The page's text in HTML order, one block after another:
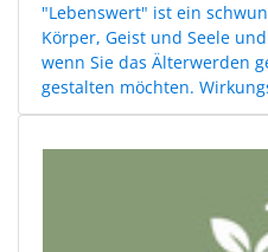
"Lebenswert" ist ein
Körper, Geist und Seele
wenn Sie das Älterwerden
gestalten möchten.